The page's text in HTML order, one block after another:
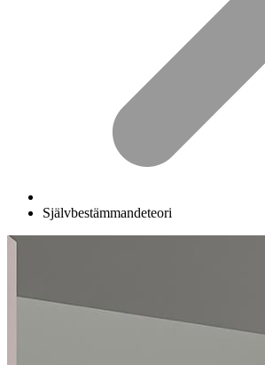
Självbestämmandeteori